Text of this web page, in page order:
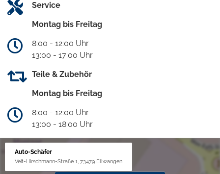
Service
Montag bis Freitag
8:00 - 12:00 Uhr
13:00 - 17:00 Uhr
Teile & Zubehör
Montag bis Freitag
8:00 - 12:00 Uhr
13:00 - 18:00 Uhr
Auto-Schäfer
Veit-Hirschmann-Straße 1, 73479 Ellwangen